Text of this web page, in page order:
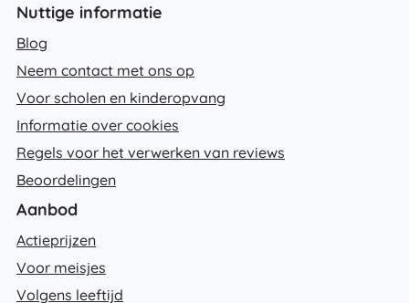
Nuttige informatie
Blog
Neem contact met ons op
Voor scholen en kinderopvang
Informatie over cookies
Regels voor het verwerken van reviews
Beoordelingen
Aanbod
Actieprijzen
Voor meisjes
Volgens leeftijd